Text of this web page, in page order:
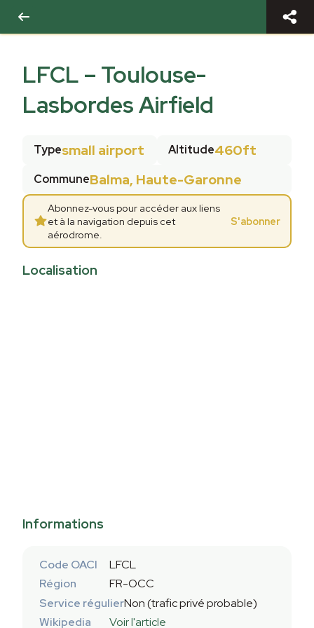
LFCL – Toulouse-
Lasbordes Airfield
Typesmall airport Altitude460ft
CommuneBalma, Haute-Garonne
Abonnez-vous pour accéder aux liens
et à la navigation depuis cet
aérodrome.
S'abonner
Localisation
Informations
Code OACI
LFCL
Région
FR-OCC
Service régulierNon (trafic privé probable)
Wikipedia
Voir l'article